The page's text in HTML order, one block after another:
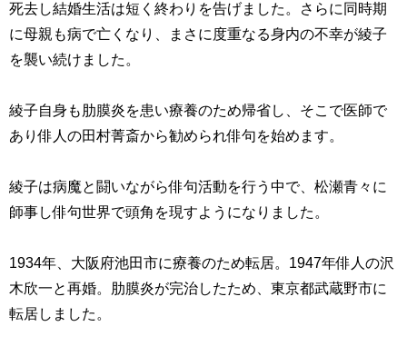
死去し結婚生活は短く終わりを告げました。さらに同時期
に母親も病で亡くなり、まさに度重なる身内の不幸が綾子
を襲い続けました。
綾子自身も肋膜炎を患い療養のため帰省し、そこで医師で
あり俳人の田村菁斎から勧められ俳句を始めます。
綾子は病魔と闘いながら俳句活動を行う中で、松瀬青々に
師事し俳句世界で頭角を現すようになりました。
1934年、大阪府池田市に療養のため転居。 1947年俳人の沢
木欣一と再婚。肋膜炎が完治したため、東京都武蔵野市に
転居しました。